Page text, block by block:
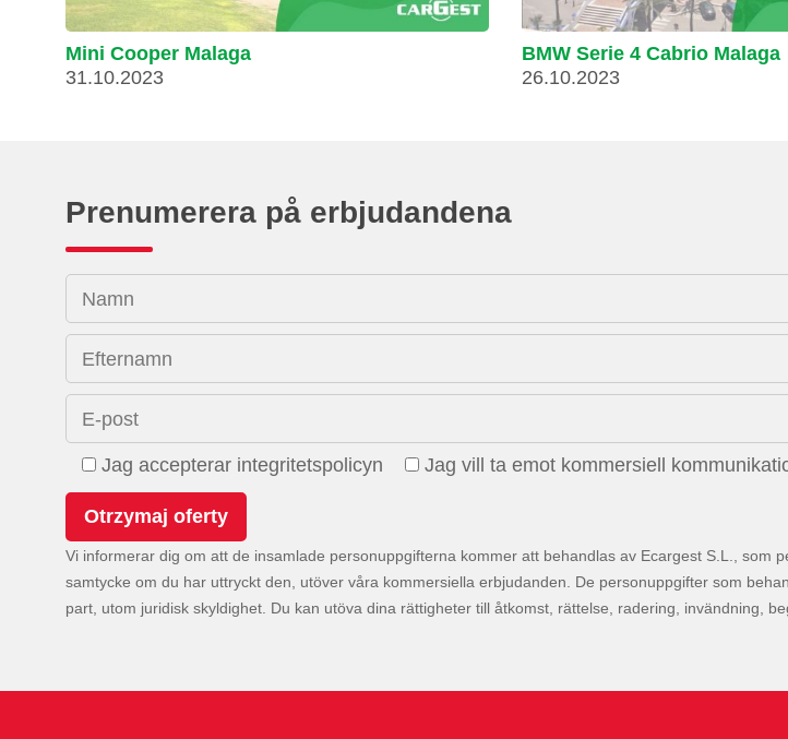
Mini Cooper Malaga
31.10.2023
BMW Serie 4 Cabrio Malaga
26.10.2023
Prenumerera på erbjudandena
Namn
Efternamn
E-post
Jag accepterar integritetspolicyn Jag vill ta emot kommersiell
Vi informerar dig om att de insamlade personuppgifterna kommer att behandlas av Ecargest S.L.,
samtycke om du har uttryckt den, utöver våra kommersiella erbjudanden. De personuppgifter som
part, utom juridisk skyldighet. Du kan utöva dina rättigheter till åtkomst, rättelse, radering, invändning,